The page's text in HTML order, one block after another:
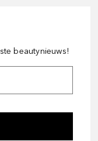
beautynieuws!